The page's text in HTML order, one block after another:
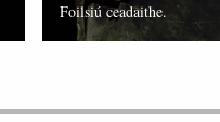
Foilsiú ceadaithe.